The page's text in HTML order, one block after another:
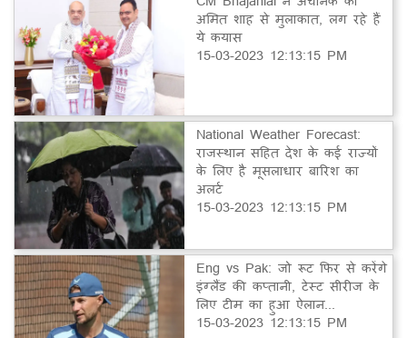
अमित शाह से मुलाकात, लग रहे हैं
ये कयास
15-03-2023 12:13:15 PM
National Weather Forecast:
राजस्थान सहित देश के कई राज्यों
के लिए है मूसलाधार बारिश का
अलर्ट
15-03-2023 12:13:15 PM
Eng vs Pak: जो रूट फिर से करेंगे
इंग्लैंड की कप्तानी, टेस्ट सीरीज के
लिए टीम का हुआ ऐलान...
15-03-2023 12:13:15 PM